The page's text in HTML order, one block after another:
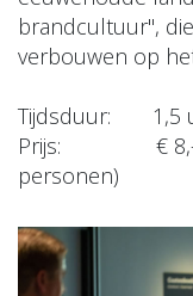
brandcultuur",
verbouwen op
Tijdsduur: 1,5
Prijs: € 8,-
personen)